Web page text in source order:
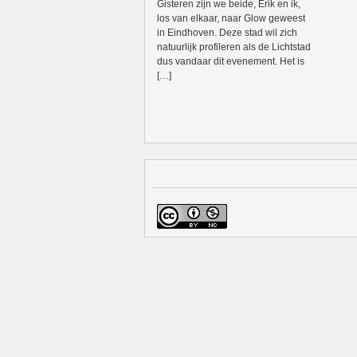
Gisteren zijn we beide, Erik en ik,
los van elkaar, naar Glow geweest
in Eindhoven. Deze stad wil zich
natuurlijk profileren als de Lichtstad
dus vandaar dit evenement. Het is
[…]